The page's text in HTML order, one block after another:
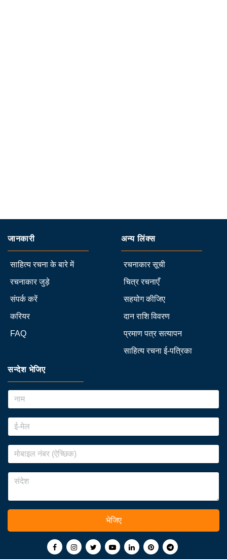
जानकारी
साहित्य रचना के बारे में
रचनाकार जुड़े
संपर्क करें
करियर
FAQ
अन्य लिंक्स
रचनाकार सूची
चित्र रचनाएँ
सहयोग कीजिए
दान राशि विवरण
प्रमाण पत्र सत्यापन
साहित्य रचना ई-पत्रिका
सन्देश भेजिए
भेजिए